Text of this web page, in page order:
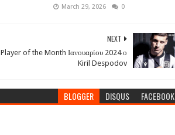
March 29, 2026 0
NEXT
Player of the Month Ιανουαρίου 2024 ο
Kiril Despodov
BLOGGER DISQUS FACEBOOK